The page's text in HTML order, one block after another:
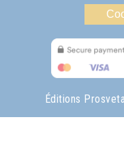
Éditions